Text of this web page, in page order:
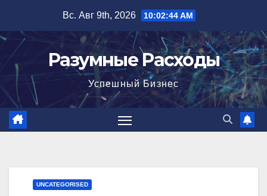
содержимому
Вс. Авг 9th, 2026 10:02:45 AM
Разумные Расходы
Успешный Бизнес
UNCATEGORISED